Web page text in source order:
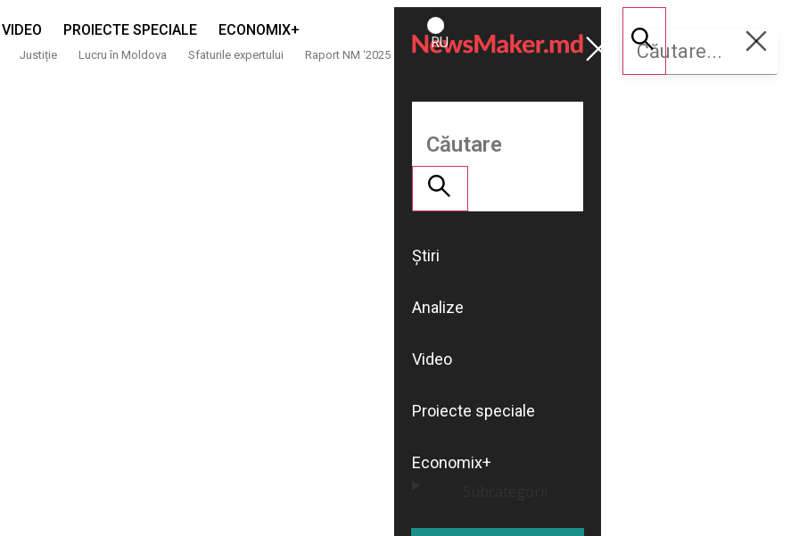
VIDEO PROIECTE SPECIALE ECONOMIX+
Justiție Lucru în Moldova Sfaturile expertului Raport NM ‘2025
ROMÂNĂ
RU
Susține
NM
Știri
Analize
Video
Proiecte speciale
Economix+